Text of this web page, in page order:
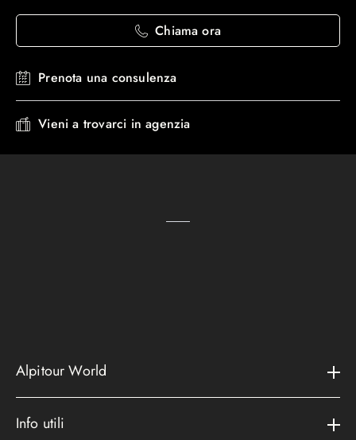
Chiama ora
Prenota una consulenza
Vieni a trovarci in agenzia
Alpitour World
Info utili